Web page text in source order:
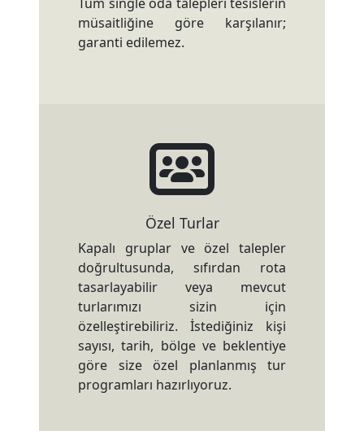
müsaitliğine göre karşılanır;
garanti edilemez.
Özel Turlar
Kapalı gruplar ve özel talepler
doğrultusunda, sıfırdan rota
tasarlayabilir veya mevcut
turlarımızı sizin için
özelleştirebiliriz. İstediğiniz kişi
sayısı, tarih, bölge ve beklentiye
göre size özel planlanmış tur
programları hazırlıyoruz.